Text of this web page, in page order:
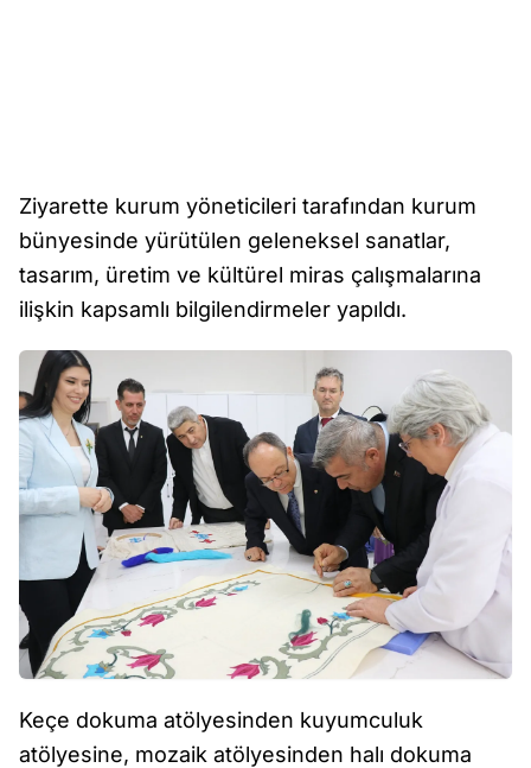
Ziyarette kurum yöneticileri tarafından kurum
bünyesinde yürütülen geleneksel sanatlar,
tasarım, üretim ve kültürel miras çalışmalarına
ilişkin kapsamlı bilgilendirmeler yapıldı.
Keçe dokuma atölyesinden kuyumculuk
atölyesine, mozaik atölyesinden halı dokuma